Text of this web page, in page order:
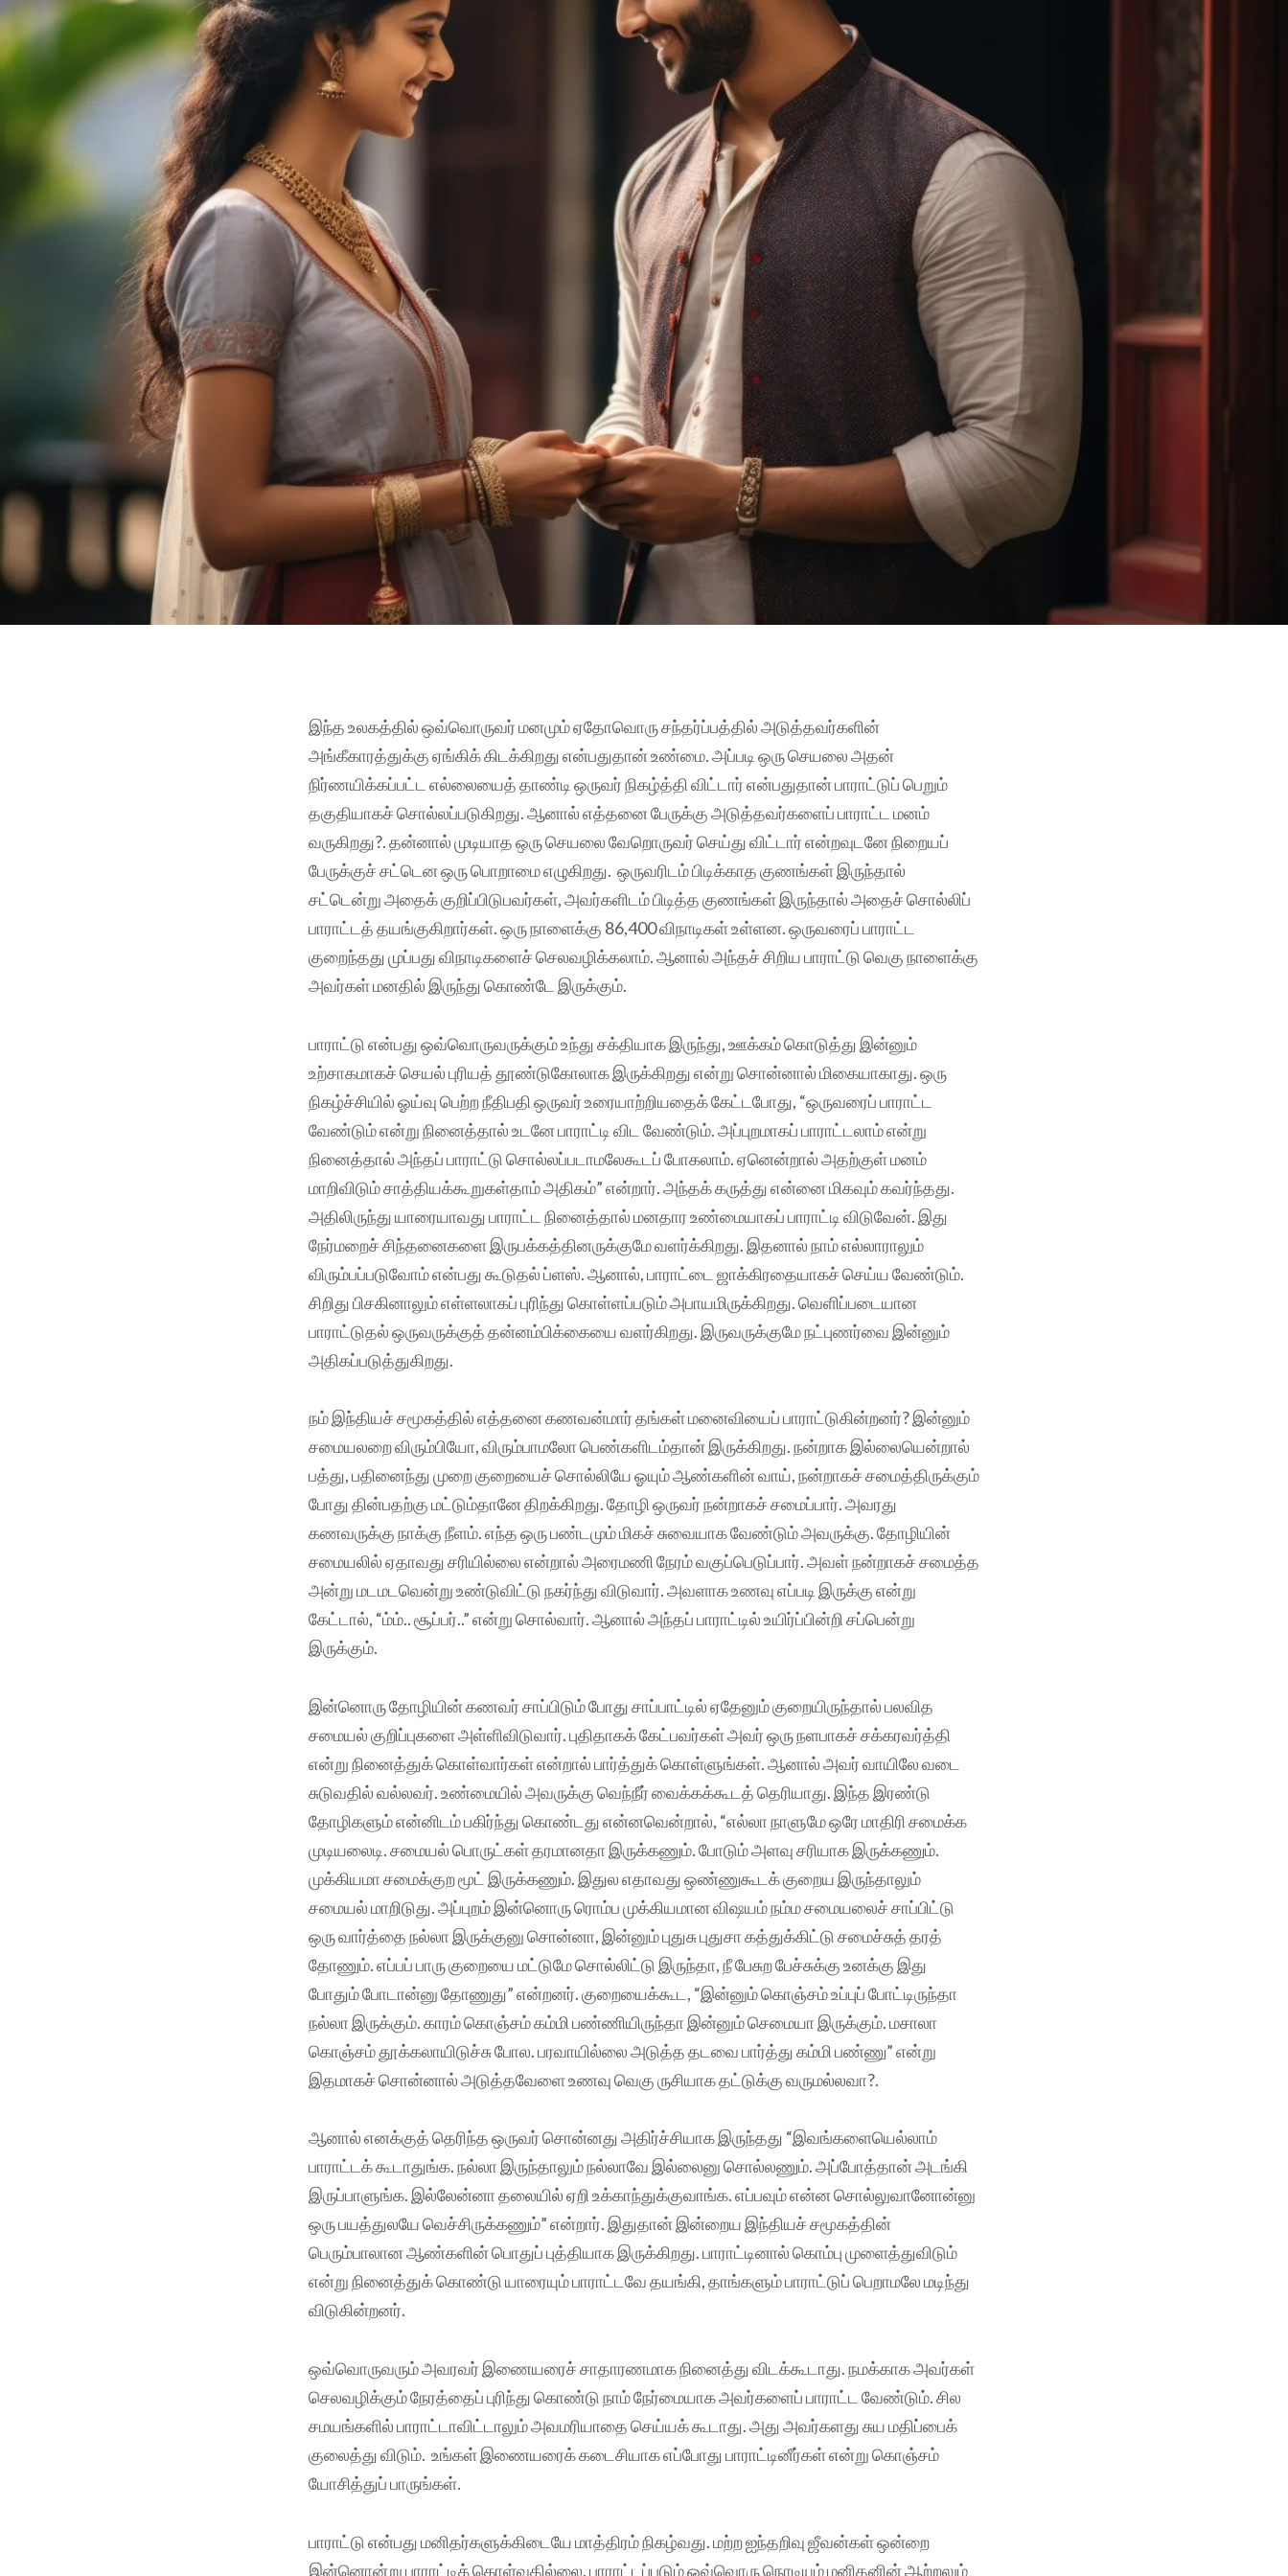
இந்த உலகத்தில் ஒவ்வொருவர் மனமும் ஏதோவொரு சந்தர்ப்பத்தில் அடுத்தவர்களின்
அங்கீகாரத்துக்கு ஏங்கிக் கிடக்கிறது என்பதுதான் உண்மை. அப்படி ஒரு செயலை அதன்
நிர்ணயிக்கப்பட்ட எல்லையைத் தாண்டி ஒருவர் நிகழ்த்தி விட்டார் என்பதுதான் பாராட்டுப் பெறும்
தகுதியாகச் சொல்லப்படுகிறது. ஆனால் எத்தனை பேருக்கு அடுத்தவர்களைப் பாராட்ட மனம்
வருகிறது?. தன்னால் முடியாத ஒரு செயலை வேறொருவர் செய்து விட்டார் என்றவுடனே நிறையப்
பேருக்குச் சட்டென ஒரு பொறாமை எழுகிறது. ஒருவரிடம் பிடிக்காத குணங்கள் இருந்தால்
சட்டென்று அதைக் குறிப்பிடுபவர்கள், அவர்களிடம் பிடித்த குணங்கள் இருந்தால் அதைச் சொல்லிப்
பாராட்டத் தயங்குகிறார்கள். ஒரு நாளைக்கு 86,400 விநாடிகள் உள்ளன. ஒருவரைப் பாராட்ட
குறைந்தது முப்பது விநாடிகளைச் செலவழிக்கலாம். ஆனால் அந்தச் சிறிய பாராட்டு வெகு நாளைக்கு
அவர்கள் மனதில் இருந்து கொண்டே இருக்கும்.
பாராட்டு என்பது ஒவ்வொருவருக்கும் உந்து சக்தியாக இருந்து, ஊக்கம் கொடுத்து இன்னும்
உற்சாகமாகச் செயல் புரியத் தூண்டுகோலாக இருக்கிறது என்று சொன்னால் மிகையாகாது. ஒரு
நிகழ்ச்சியில் ஓய்வு பெற்ற நீதிபதி ஒருவர் உரையாற்றியதைக் கேட்டபோது, “ஒருவரைப் பாராட்ட
வேண்டும் என்று நினைத்தால் உடனே பாராட்டி விட வேண்டும். அப்புறமாகப் பாராட்டலாம் என்று
நினைத்தால் அந்தப் பாராட்டு சொல்லப்படாமலேகூடப் போகலாம். ஏனென்றால் அதற்குள் மனம்
மாறிவிடும் சாத்தியக்கூறுகள்தாம் அதிகம்” என்றார். அந்தக் கருத்து என்னை மிகவும் கவர்ந்தது.
அதிலிருந்து யாரையாவது பாராட்ட நினைத்தால் மனதார உண்மையாகப் பாராட்டி விடுவேன். இது
நேர்மறைச் சிந்தனைகளை இருபக்கத்தினருக்குமே வளர்க்கிறது. இதனால் நாம் எல்லாராலும்
விரும்பப்படுவோம் என்பது கூடுதல் ப்ளஸ். ஆனால், பாராட்டை ஜாக்கிரதையாகச் செய்ய வேண்டும்.
சிறிது பிசகினாலும் எள்ளலாகப் புரிந்து கொள்ளப்படும் அபாயமிருக்கிறது. வெளிப்படையான
பாராட்டுதல் ஒருவருக்குத் தன்னம்பிக்கையை வளர்கிறது. இருவருக்குமே நட்புணர்வை இன்னும்
அதிகப்படுத்துகிறது.
நம் இந்தியச் சமூகத்தில் எத்தனை கணவன்மார் தங்கள் மனைவியைப் பாராட்டுகின்றனர்? இன்னும்
சமையலறை விரும்பியோ, விரும்பாமலோ பெண்களிடம்தான் இருக்கிறது. நன்றாக இல்லையென்றால்
பத்து, பதினைந்து முறை குறையைச் சொல்லியே ஓயும் ஆண்களின் வாய், நன்றாகச் சமைத்திருக்கும்
போது தின்பதற்கு மட்டும்தானே திறக்கிறது. தோழி ஒருவர் நன்றாகச் சமைப்பார். அவரது
கணவருக்கு நாக்கு நீளம். எந்த ஒரு பண்டமும் மிகச் சுவையாக வேண்டும் அவருக்கு. தோழியின்
சமையலில் ஏதாவது சரியில்லை என்றால் அரைமணி நேரம் வகுப்பெடுப்பார். அவள் நன்றாகச் சமைத்த
அன்று மடமடவென்று உண்டு‌விட்டு நகர்ந்து விடுவார். அவளாக உணவு எப்படி இருக்கு என்று
கேட்டால், “ம்ம்.. சூப்பர்..” என்று சொல்வார். ஆனால் அந்தப் பாராட்டில் உயிர்ப்பின்றி சப்பென்று
இருக்கும்.
இன்னொரு தோழியின் கணவர் சாப்பிடும் போது சாப்பாட்டில் ஏதேனும் குறையிருந்தால் பலவித
சமையல் குறிப்புகளை அள்ளிவிடுவார். புதிதாகக் கேட்பவர்கள் அவர் ஒரு நளபாகச் சக்கரவர்த்தி
என்று நினைத்துக் கொள்வார்கள் என்றால் பார்த்துக் கொள்ளுங்கள். ஆனால் அவர் வாயிலே வடை
சுடுவதில் வல்லவர். உண்மையில் அவருக்கு வெந்நீர் வைக்கக்கூடத் தெரியாது. இந்த இரண்டு
தோழிகளும் என்னிடம் பகிர்ந்து கொண்டது என்னவென்றால், “எல்லா நாளுமே ஒரே மாதிரி சமைக்க
முடியலைடி. சமையல் பொருட்கள் தரமானதா இருக்கணும். போடும் அளவு சரியாக இருக்கணும்.
முக்கியமா சமைக்குற மூட் இருக்கணும். இதுல எதாவது ஒண்ணுகூடக் குறைய இருந்தாலும்
சமையல் மாறிடுது. அப்புறம் இன்னொரு ரொம்ப முக்கியமான விஷயம் நம்ம சமையலைச் சாப்பிட்டு
ஒரு வார்த்தை நல்லா இருக்குனு சொன்னா, இன்னும் புதுசு புதுசா கத்துக்கிட்டு சமைச்சுத் தரத்
தோணும். எப்பப் பாரு குறையை மட்டுமே சொல்லிட்டு இருந்தா, நீ பேசுற பேச்சுக்கு உனக்கு இது
போதும் போடான்னு தோணுது” என்றனர். குறையைக்கூட, “இன்னும் கொஞ்சம் உப்புப் போட்டிருந்தா
நல்லா இருக்கும். காரம் கொஞ்சம் கம்மி பண்ணியிருந்தா இன்னும் செமையா இருக்கும். மசாலா
கொஞ்சம் தூக்கலாயிடுச்சு போல. பரவாயில்லை அடுத்த தடவை பார்த்து கம்மி பண்ணு” என்று
இதமாகச் சொன்னால் அடுத்தவேளை‌ உணவு வெகு ருசியாக தட்டுக்கு வருமல்லவா?.
ஆனால் எனக்குத் தெரிந்த ஒருவர் சொன்னது அதிர்ச்சியாக இருந்தது “இவங்களையெல்லாம்
பாராட்டக் கூடாதுங்க. நல்லா இருந்தாலும் நல்லாவே இல்லைனு சொல்லணும். அப்போத்தான் அடங்கி
இருப்பாளுங்க. இல்லேன்னா தலையில் ஏறி உக்காந்துக்குவாங்க. எப்பவும் என்ன சொல்லுவானோன்னு
ஒரு பயத்துலயே வெச்சிருக்கணும்” என்றார். இதுதான் இன்றைய இந்தியச் சமூகத்தின்
பெரும்பாலான ஆண்களின் பொதுப் புத்தியாக இருக்கிறது. பாராட்டினால் கொம்பு முளைத்துவிடும்
என்று நினைத்துக் கொண்டு யாரையும் பாராட்டவே தயங்கி, தாங்களும் பாராட்டுப் பெறாமலே மடிந்து
விடுகின்றனர்.
ஒவ்வொருவரும் அவரவர் இணையரைச் சாதாரணமாக நினைத்து விடக்கூடாது. நமக்காக அவர்கள்
செலவழிக்கும் நேரத்தைப் புரிந்து கொண்டு நாம் நேர்மையாக அவர்களைப் பாராட்ட வேண்டும். சில
சமயங்களில் பாராட்டாவிட்டாலும் அவமரியாதை செய்யக் கூடாது. அது அவர்களது சுய மதிப்பைக்
குலைத்து விடும். உங்கள் இணையரைக் கடைசியாக எப்போது பாராட்டினீர்கள்‌‌ என்று கொஞ்சம்
யோசித்துப் பாருங்கள்.
பாராட்டு என்பது மனிதர்களுக்கிடையே மாத்திரம் நிகழ்வது. மற்ற ஐந்தறிவு ஜீவன்கள் ஒன்றை
இன்னொன்று பாராட்டிக் கொள்வதில்லை. பாராட்டப்படும் ஒவ்வொரு நொடியும் மனிதனின் ஆற்றலும்